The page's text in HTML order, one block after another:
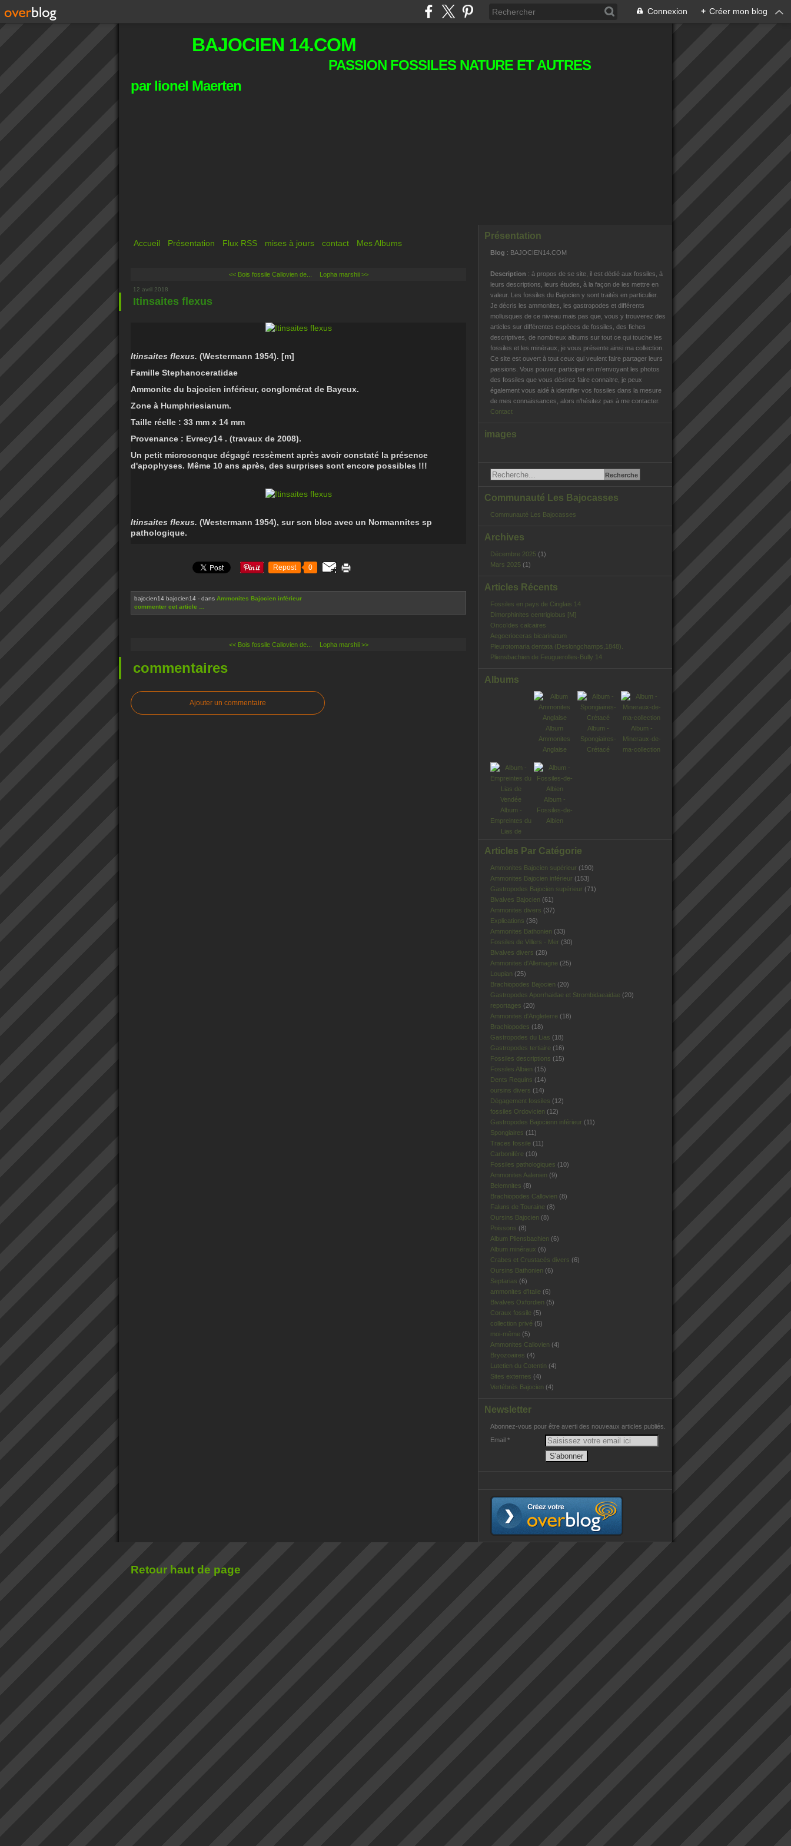
Connexion + Créer mon blog
BAJOCIEN 14.COM
PASSION FOSSILES NATURE ET AUTRES
par lionel Maerten
Accueil Présentation Flux RSS mises à jours contact Mes Albums
<< Bois fossile Callovien de... Lopha marshii >>
12 avril 2018
Itinsaites flexus
Itinsaites flexus. (Westermann 1954). [m]
Famille Stephanoceratidae
Ammonite du bajocien inférieur, conglomérat de Bayeux.
Zone à Humphriesianum.
Taille réelle : 33 mm x 14 mm
Provenance : Evrecy14 . (travaux de 2008).
Un petit microconque dégagé ressèment après avoir constaté la présence
d'apophyses. Même 10 ans après, des surprises sont encore possibles !!!
Itinsaites flexus. (Westermann 1954), sur son bloc avec un Normannites sp
pathologique.
Repost 0
bajocien14 bajocien14 - dans Ammonites Bajocien inférieur
commenter cet article
<< Bois fossile Callovien de... Lopha marshii >>
commentaires
Ajouter un commentaire
Présentation
Blog : BAJOCIEN14.COM
Description : à propos de se site, il est dédié aux fossiles, à
leurs descriptions, leurs études, à la façon de les mettre en
valeur. Les fossiles du Bajocien y sont traités en particulier.
Je décris les ammonites, les gastropodes et différents
mollusques de ce niveau mais pas que, vous y trouverez des
articles sur différentes espèces de fossiles, des fiches
descriptives, de nombreux albums sur tout ce qui touche les
fossiles et les minéraux, je vous présente ainsi ma collection.
Ce site est ouvert à tout ceux qui veulent faire partager leurs
passions. Vous pouvez participer en m'envoyant les photos
des fossiles que vous désirez faire connaitre, je peux
également vous aidé à identifier vos fossiles dans la mesure
de mes connaissances, alors n'hésitez pas à me contacter.
Contact
images
Communauté Les Bajocasses
Communauté Les Bajocasses
Archives
Décembre 2025 (1)
Mars 2025 (1)
Articles Récents
Fossiles en pays de Cinglais 14
Dimorphinites centriglobus [M]
Oncoïdes calcaires
Aegocrioceras bicarinatum
Pleurotomaria dentata (Deslongchamps,1848).
Pliensbachien de Feuguerolles-Bully 14
Albums
Album
Ammonites
Anglaise
Album -
Spongiaires-
Crétacé
Album -
Mineraux-de-
ma-collection
Album -
Empreintes du
Lias de
Album -
Fossiles-de-
Albien
Articles Par Catégorie
Ammonites Bajocien supérieur (190)
Ammonites Bajocien inférieur (153)
Gastropodes Bajocien supérieur (71)
Bivalves Bajocien (61)
Ammonites divers (37)
Explications (36)
Ammonites Bathonien (33)
Fossiles de Villers - Mer (30)
Bivalves divers (28)
Ammonites d'Allemagne (25)
Loupian (25)
Brachiopodes Bajocien (20)
Gastropodes Aporrhaidae et Strombidaeaidae (20)
reportages (20)
Ammonites d'Angleterre (18)
Brachiopodes (18)
Gastropodes du Lias (18)
Gastropodes tertiaire (16)
Fossiles descriptions (15)
Fossiles Albien (15)
Dents Requins (14)
oursins divers (14)
Dégagement fossiles (12)
fossiles Ordovicien (12)
Gastropodes Bajocienn inférieur (11)
Spongiaires (11)
Traces fossile (11)
Carbonifère (10)
Fossiles pathologiques (10)
Ammonites Aalenien (9)
Belemnites (8)
Brachiopodes Callovien (8)
Faluns de Touraine (8)
Oursins Bajocien (8)
Poissons (8)
Album Pliensbachien (6)
Album minéraux (6)
Crabes et Crustacés divers (6)
Oursins Bathonien (6)
Septarias (6)
ammonites d'Italie (6)
Bivalves Oxfordien (5)
Coraux fossile (5)
collection privé (5)
moi-même (5)
Ammonites Callovien (4)
Bryozoaires (4)
Lutetien du Cotentin (4)
Sites externes (4)
Vertébrés Bajocien (4)
Newsletter
Abonnez-vous pour être averti des nouveaux articles publiés.
Email
Retour haut de page